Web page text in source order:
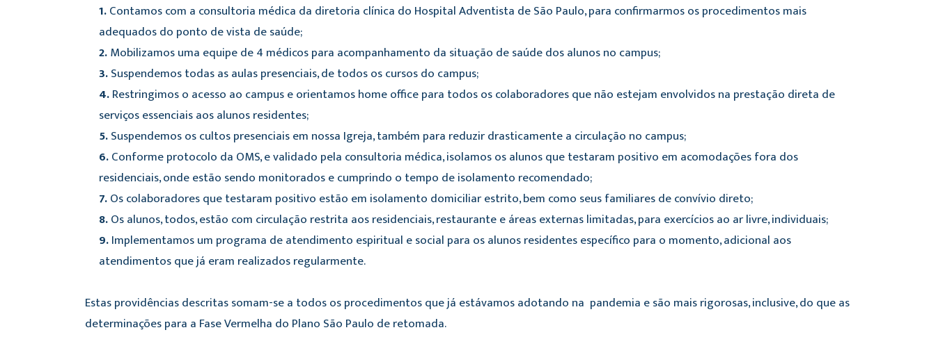
1.Contamos com a consultoria médica da diretoria clínica do Hospital Adventista de São Paulo, para confirmarmos os procedimentos mais
adequados do ponto de vista de saúde;
2.Mobilizamos uma equipe de 4 médicos para acompanhamento da situação de saúde dos alunos no campus;
3.Suspendemos todas as aulas presenciais, de todos os cursos do campus;
4.Restringimos o acesso ao campus e orientamos home office para todos os colaboradores que não estejam envolvidos na prestação direta de
serviços essenciais aos alunos residentes;
5.Suspendemos os cultos presenciais em nossa Igreja, também para reduzir drasticamente a circulação no campus;
6.Conforme protocolo da OMS, e validado pela consultoria médica, isolamos os alunos que testaram positivo em acomodações fora dos
residenciais, onde estão sendo monitorados e cumprindo o tempo de isolamento recomendado;
7.Os colaboradores que testaram positivo estão em isolamento domiciliar estrito, bem como seus familiares de convívio direto;
8.Os alunos, todos, estão com circulação restrita aos residenciais, restaurante e áreas externas limitadas, para exercícios ao ar livre, individuais;
9.Implementamos um programa de atendimento espiritual e social para os alunos residentes específico para o momento, adicional aos
atendimentos que já eram realizados regularmente.
Estas providências descritas somam-se a todos os procedimentos que já estávamos adotando na pandemia e são mais rigorosas, inclusive, do que as
determinações para a Fase Vermelha do Plano São Paulo de retomada.